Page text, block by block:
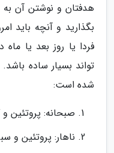
هدفتان و نوشتن آن
بگذارید و آنچه باید
فردا یا روز بعد یا
تواند بسیار ساده
شده است:
صبحانه: پروتئین و
ناهار: پروتئین و